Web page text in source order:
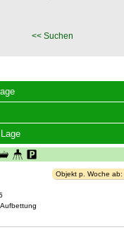
<< Suchen
Objekt p. Woche ab: